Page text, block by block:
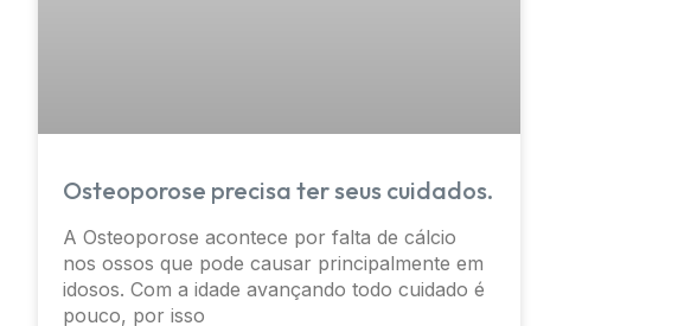
Osteoporose precisa ter seus cuidados.
A Osteoporose acontece por falta de cálcio
nos ossos que pode causar principalmente em
idosos. Com a idade avançando todo cuidado é
pouco, por isso